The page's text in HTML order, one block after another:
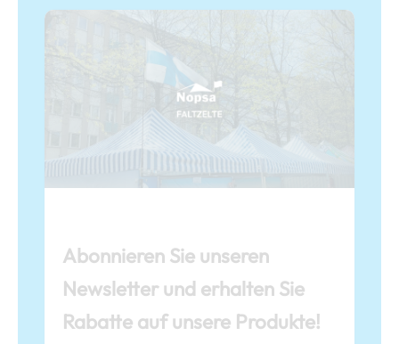
Abonnieren Sie unseren
Newsletter und erhalten Sie
Rabatte auf unsere Produkte!